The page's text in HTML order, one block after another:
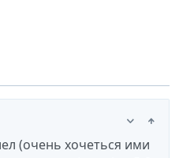
(очень хочеться ими